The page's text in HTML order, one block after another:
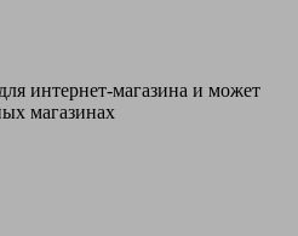
интернет-магазина и может
магазинах